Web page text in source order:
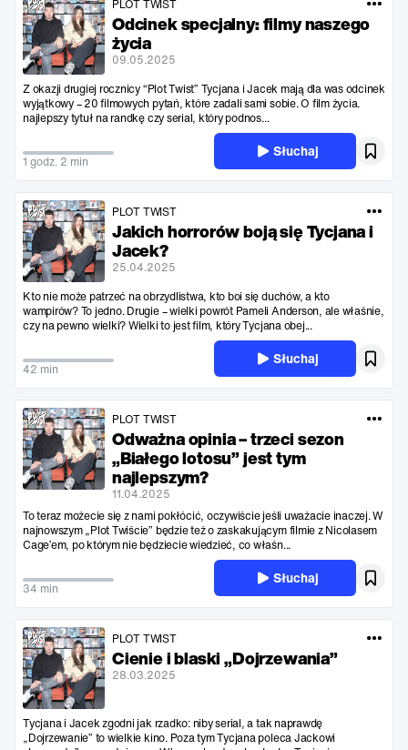
PLOT TWIST
Odcinek specjalny: filmy naszego
życia
09.05.2025
Z okazji drugiej rocznicy “Plot Twist” Tycjana i Jacek mają dla was odcinek
wyjątkowy – 20 filmowych pytań, które zadali sami sobie. O film życia.
najlepszy tytuł na randkę czy serial, który podnos...
1 godz. 2 min
Słuchaj
PLOT TWIST
Jakich horrorów boją się Tycjana i
Jacek?
25.04.2025
Kto nie może patrzeć na obrzydlistwa, kto boi się duchów, a kto
wampirów? To jedno. Drugie – wielki powrót Pameli Anderson, ale właśnie,
czy na pewno wielki? Wielki to jest film, który Tycjana obej...
42 min
Słuchaj
PLOT TWIST
Odważna opinia – trzeci sezon
„Białego lotosu” jest tym
najlepszym?
11.04.2025
To teraz możecie się z nami pokłócić, oczywiście jeśli uważacie inaczej. W
najnowszym „Plot Twiście” będzie też o zaskakującym filmie z Nicolasem
Cage’em, po którym nie będziecie wiedzieć, co właśn...
34 min
Słuchaj
PLOT TWIST
Cienie i blaski „Dojrzewania”
28.03.2025
Tycjana i Jacek zgodni jak rzadko: niby serial, a tak naprawdę
„Dojrzewanie” to wielkie kino. Poza tym Tycjana poleca Jackowi